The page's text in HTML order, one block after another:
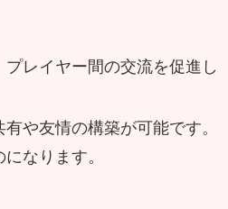
レイヤー間の交流を促進し
や友情の構築が可能です。
なります。